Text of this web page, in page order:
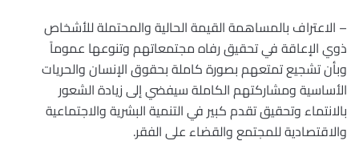
– الاعتراف بالمساهمة القيمة الحالية والمحتملة للأشخاص
ذوي الإعاقة في تحقيق رفاه مجتمعاتهم وتنوعها عموماً
وبأن تشجيع تمتعهم بصورة كاملة بحقوق الإنسان والحريات
الأساسية ومشاركتهم الكاملة سيفضي إلى زيادة الشعور
بالانتماء وتحقيق تقدم كبير في التنمية البشرية والاجتماعية
والاقتصادية للمجتمع والقضاء على الفقر.